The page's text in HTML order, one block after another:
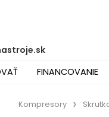
FINANCOVANIE
Kompresory